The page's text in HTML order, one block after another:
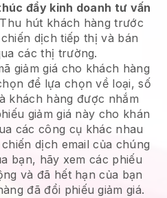
đẩy kinh doanh tư vấn
Thu hút khách hàng trước
dịch tiếp thị và bán
các thị trường.
giảm giá cho khách hàng
để lựa chọn về loại, số
khách hàng được nhắm
giảm giá này cho khán
các công cụ khác nhau
dịch email của chúng
bạn, hãy xem các phiếu
và đã hết hạn của bạn
đã đổi phiếu giảm giá.